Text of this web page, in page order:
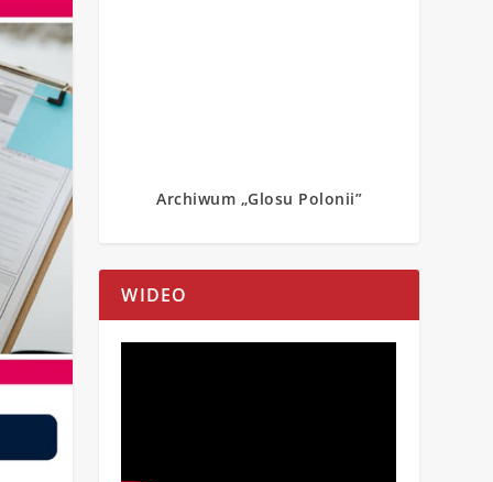
Archiwum „Glosu Polonii”
WIDEO